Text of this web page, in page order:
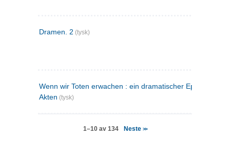
Dramen. 2 (tysk)
Wenn wir Toten erwachen : ein dramatischer Epilog in drei
Akten (tysk)
1–10 av 134 Neste >>